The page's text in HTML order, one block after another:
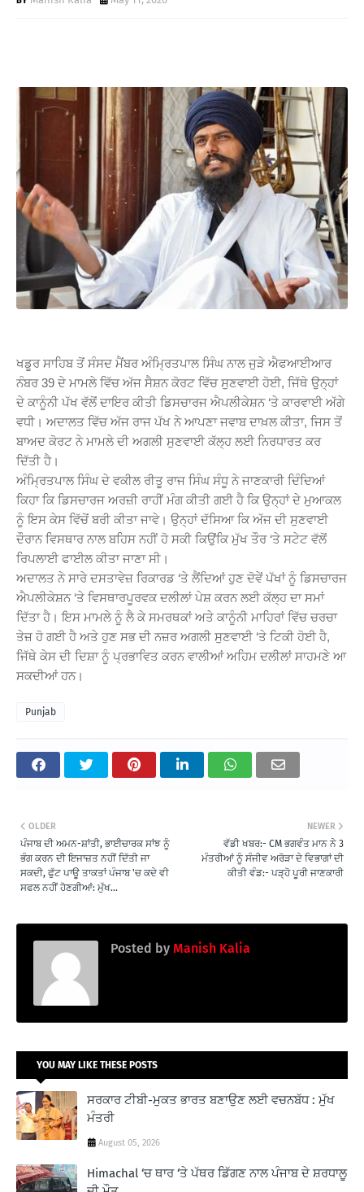
W
ਖਡੂਰ ਸਾਹਿਬ ਤੋਂ ਸੰਸਦ ਮੈਂਬਰਅੰਮ੍ਰਿਤਪਾਲ ਸਿੰਘਨਾਲ ਜੁੜੇ ਐਫਆਈਆਰ
ਨੰਬਰ 39 ਦੇ ਮਾਮਲੇ ਵਿੱਚ ਅੱਜ ਸੈਸ਼ਨ ਕੋਰਟ ਵਿੱਚ ਸੁਣਵਾਈ ਹੋਈ, ਜਿੱਥੇ ਉਨ੍ਹਾਂ
ਦੇ ਕਾਨੂੰਨੀ ਪੱਖ ਵੱਲੋਂ ਦਾਇਰ ਕੀਤੀ ਡਿਸਚਾਰਜ ਐਪਲੀਕੇਸ਼ਨ ‘ਤੇ ਕਾਰਵਾਈ ਅੱਗੇ
ਵਧੀ। ਅਦਾਲਤ ਵਿੱਚ ਅੱਜ ਰਾਜ ਪੱਖ ਨੇ ਆਪਣਾ ਜਵਾਬ ਦਾਖ਼ਲ ਕੀਤਾ, ਜਿਸ ਤੋਂ
ਬਾਅਦ ਕੋਰਟ ਨੇ ਮਾਮਲੇ ਦੀ ਅਗਲੀ ਸੁਣਵਾਈ ਕੱਲ੍ਹ ਲਈ ਨਿਰਧਾਰਤ ਕਰ
ਦਿੱਤੀ ਹੈ।
ਅੰਮ੍ਰਿਤਪਾਲ ਸਿੰਘ ਦੇ ਵਕੀਲ ਰੀਤੂ ਰਾਜ ਸਿੰਘ ਸੰਧੂ ਨੇ ਜਾਣਕਾਰੀ ਦਿੰਦਿਆਂ
ਕਿਹਾ ਕਿ ਡਿਸਚਾਰਜ ਅਰਜ਼ੀ ਰਾਹੀਂ ਮੰਗ ਕੀਤੀ ਗਈ ਹੈ ਕਿ ਉਨ੍ਹਾਂ ਦੇ ਮੁਆਕਲ
ਨੂੰ ਇਸ ਕੇਸ ਵਿੱਚੋਂ ਬਰੀ ਕੀਤਾ ਜਾਵੇ। ਉਨ੍ਹਾਂ ਦੱਸਿਆ ਕਿ ਅੱਜ ਦੀ ਸੁਣਵਾਈ
ਦੌਰਾਨ ਵਿਸਥਾਰ ਨਾਲ ਬਹਿਸ ਨਹੀਂ ਹੋ ਸਕੀ ਕਿਉਂਕਿ ਮੁੱਖ ਤੌਰ ‘ਤੇ ਸਟੇਟ ਵੱਲੋਂ
ਰਿਪਲਾਈ ਫਾਈਲ ਕੀਤਾ ਜਾਣਾ ਸੀ।
ਅਦਾਲਤ ਨੇ ਸਾਰੇ ਦਸਤਾਵੇਜ਼ ਰਿਕਾਰਡ ‘ਤੇ ਲੈਂਦਿਆਂ ਹੁਣ ਦੋਵੇਂ ਪੱਖਾਂ ਨੂੰ ਡਿਸਚਾਰਜ
ਐਪਲੀਕੇਸ਼ਨ ‘ਤੇ ਵਿਸਥਾਰਪੂਰਵਕ ਦਲੀਲਾਂ ਪੇਸ਼ ਕਰਨ ਲਈ ਕੱਲ੍ਹ ਦਾ ਸਮਾਂ
ਦਿੱਤਾ ਹੈ। ਇਸ ਮਾਮਲੇ ਨੂੰ ਲੈ ਕੇ ਸਮਰਥਕਾਂ ਅਤੇ ਕਾਨੂੰਨੀ ਮਾਹਿਰਾਂ ਵਿੱਚ ਚਰਚਾ
ਤੇਜ਼ ਹੋ ਗਈ ਹੈ ਅਤੇ ਹੁਣ ਸਭ ਦੀ ਨਜ਼ਰ ਅਗਲੀ ਸੁਣਵਾਈ ‘ਤੇ ਟਿਕੀ ਹੋਈ ਹੈ,
ਜਿੱਥੇ ਕੇਸ ਦੀ ਦਿਸ਼ਾ ਨੂੰ ਪ੍ਰਭਾਵਿਤ ਕਰਨ ਵਾਲੀਆਂ ਅਹਿਮ ਦਲੀਲਾਂ ਸਾਹਮਣੇ ਆ
ਸਕਦੀਆਂ ਹਨ।
Punjab
NEWER
ਵੱਡੀ ਖਬਰ:- CM ਭਗਵੰਤ ਮਾਨ ਨੇ 3
ਮੰਤਰੀਆਂ ਨੂੰ ਸੰਜੀਵ ਅਰੋੜਾ ਦੇ ਵਿਭਾਗਾਂ ਦੀ
ਕੀਤੀ ਵੰਡ:- ਪੜ੍ਹੋ ਪੂਰੀ ਜਾਣਕਾਰੀ
OLDER
ਪੰਜਾਬ ਦੀ ਅਮਨ-ਸ਼ਾਂਤੀ, ਭਾਈਚਾਰਕ ਸਾਂਝ ਨੂੰ
ਭੰਗ ਕਰਨ ਦੀ ਇਜਾਜ਼ਤ ਨਹੀਂ ਦਿੱਤੀ ਜਾ
ਸਕਦੀ, ਫੁੱਟ ਪਾਊ ਤਾਕਤਾਂ ਪੰਜਾਬ 'ਚ ਕਦੇ ਵੀ
ਸਫਲ ਨਹੀਂ ਹੋਣਗੀਆਂ: ਮੁੱਖ...
Posted by Manish Kalia
YOU MAY LIKE THESE POSTS
ਸਰਕਾਰ ਟੀਬੀ-ਮੁਕਤ ਭਾਰਤ ਬਣਾਉਣ ਲਈ ਵਚਨਬੱਧ : ਮੁੱਖ
ਮੰਤਰੀ
August 05, 2026
Himachal ‘ਚ ਥਾਰ ‘ਤੇ ਪੱਥਰ ਡਿੱਗਣ ਨਾਲ ਪੰਜਾਬ ਦੇ ਸ਼ਰਧਾਲੂ